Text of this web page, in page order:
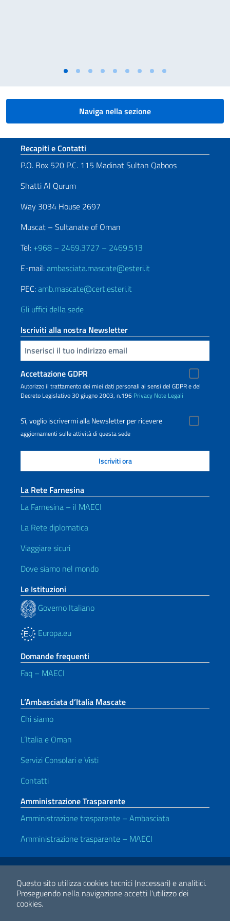
Questo sito utilizza cookies tecnici (necessari) e analitici.
Proseguendo nella navigazione accetti l'utilizzo dei
cookies.
Naviga nella sezione
Sezione footer
Recapiti e Contatti
P.O. Box 520 P.C. 115 Madinat Sultan Qaboos
Shatti Al Qurum
Way 3034 House 2697
Muscat – Sultanate of Oman
Tel: +968 – 2469.3727 – 2469.513
E-mail:ambasciata.mascate@esteri.it
PEC:amb.mascate@cert.esteri.it
Gli uffici della sede
Iscriviti alla nostra Newsletter
Inserisci la tua email
Accettazione GDPR
Autorizzo il trattamento dei miei dati personali ai sensi del GDPR e del
Decreto Legislativo 30 giugno 2003, n.196 Privacy Note Legali
Sì, voglio iscrivermi alla Newsletter per ricevere
aggiornamenti sulle attività di questa sede
La Rete Farnesina
La Farnesina – il MAECI
La Rete diplomatica
Viaggiare sicuri
Dove siamo nel mondo
Le Istituzioni
Governo Italiano
Europa.eu
Domande frequenti
Faq – MAECI
L’Ambasciata d’Italia Mascate
Chi siamo
L’Italia e Oman
Servizi Consolari e Visti
Contatti
Amministrazione Trasparente
Amministrazione trasparente – Ambasciata
Amministrazione trasparente – MAECI
Link Utili